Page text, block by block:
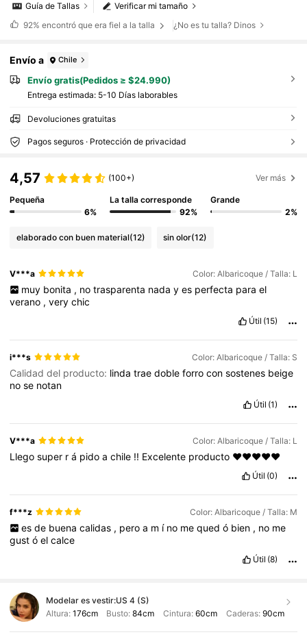
Verificar mi tamaño
Guía de Tallas
92% encontró que era fiel a la talla ¿No es tu talla? Dinos
Envío a Chile
Envío gratis(Pedidos ≥ $24.990)
Entrega estimada: 5-10 Días laborables
Devoluciones gratuitas
Pagos seguros · Protección de privacidad
4,57 (100+) Ver más
Pequeña
6%
La talla corresponde
92%
Grande
2%
elaborado con buen material(12) sin olor(12)
V***a Color: Albaricoque / Talla: L
muy bonita , no trasparenta nada y es perfecta para el
verano ,verychic
Útil (15)
i***s Color: Albaricoque / Talla: S
Calidad del producto: lindatraedobleforroconsostenes beige
nose notan
Útil (1)
V***a Color: Albaricoque / Talla: L
Llegosuper rá pidoachile !! Excelente producto ❤️❤️❤️❤️❤️
Útil (0)
f***z Color: Albaricoque / Talla: M
es de buena calidas , pero a m í no me qued ó bien , no me
gustóelcalce
Útil (8)
Modelar es vestir:US 4 (S)
Altura: 176cm Busto:84cm Cintura: 60cm Caderas: 90cm